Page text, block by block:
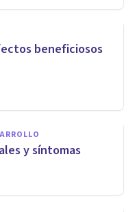
beneficiosos
y síntomas